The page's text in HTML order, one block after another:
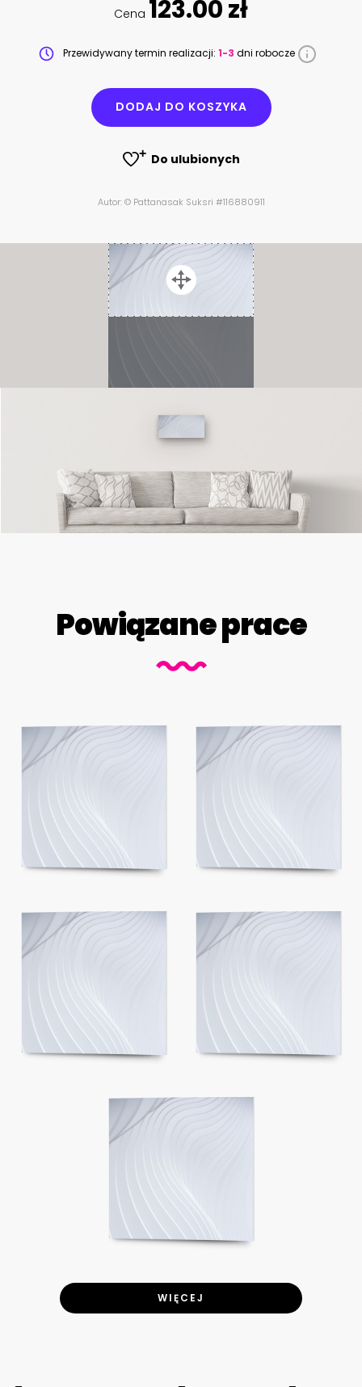
Cena 123.00 zł
Przewidywany termin realizacji: 1-3 dni robocze
DODAJ DO KOSZYKA
Do ulubionych
Autor: © Pattanasak Suksri #116880911
Powiązane prace
WIĘCEJ